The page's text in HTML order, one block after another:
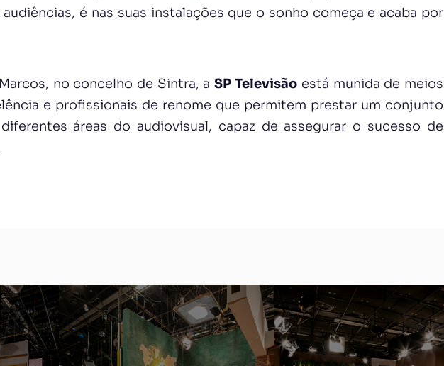
é nas suas instalações que o sonho começa e acaba por
no concelho de Sintra, a SP Televisão está munida de meios
e profissionais de renome que permitem prestar um conjunto
áreas do audiovisual, capaz de assegurar o sucesso de